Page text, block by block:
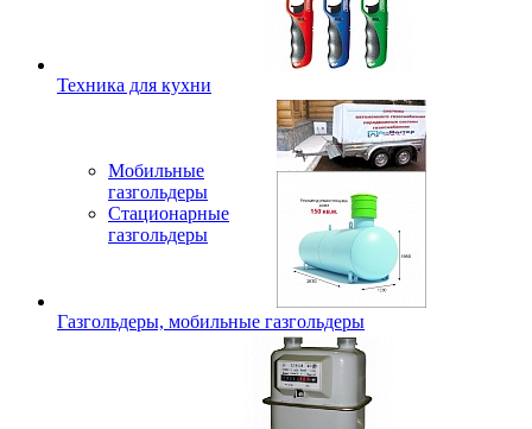
Техника для кухни
Мобильные
газгольдеры
Стационарные
газгольдеры
Газгольдеры, мобильные газгольдеры